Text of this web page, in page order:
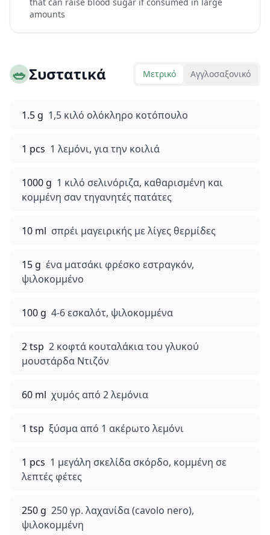
amounts
🥗Συστατικά Μετρικό Αγγλοσαξονικό
1.5 g 1,5 κιλό ολόκληρο κοτόπουλο
1 pcs 1 λεμόνι, για την κοιλιά
1000 g 1 κιλό σελινόριζα, καθαρισμένη και
κομμένη σαν τηγανητές πατάτες
10 ml σπρέι μαγειρικής με λίγες θερμίδες
15 g ένα ματσάκι φρέσκο εστραγκόν,
ψιλοκομμένο
100 g 4-6 εσκαλότ, ψιλοκομμένα
2 tsp 2 κοφτά κουταλάκια του γλυκού
μουστάρδα Ντιζόν
60 ml χυμός από 2 λεμόνια
1 tsp ξύσμα από 1 ακέρωτο λεμόνι
1 pcs 1 μεγάλη σκελίδα σκόρδο, κομμένη σε
λεπτές φέτες
250 g 250 γρ. λαχανίδα (cavolo nero),
ψιλοκομμένη